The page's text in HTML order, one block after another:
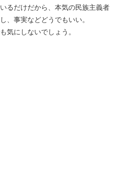
るだけだから、本気の民族主義者
、事実などどうでもいい。
気にしないでしょう。